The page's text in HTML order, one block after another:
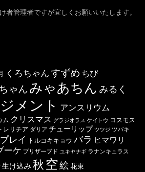
者管理者ですが宜しくお願いいたします。
くろちゃんすずめ ちび
ゃん みゃあちん みるく
メント アンスリウム
ム クリスマス グラジオラス ケイトウ コスモス
レリチア ダリア チューリップ ツツジ ツバキ
レイ トルコキキョウ バラ ヒマワリ
ーケ プリザーブド ユキヤナギ ラナンキュラス
生け込み 秋 空絵花束